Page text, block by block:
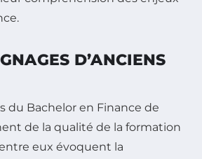
D’ANCIENS
du Bachelor en Finance de
de la qualité de la formation
eux évoquent la